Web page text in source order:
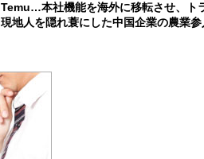
Temu…本社機能を海外に移転させ、ト
現地人を隠れ蓑にした中国企業の農業